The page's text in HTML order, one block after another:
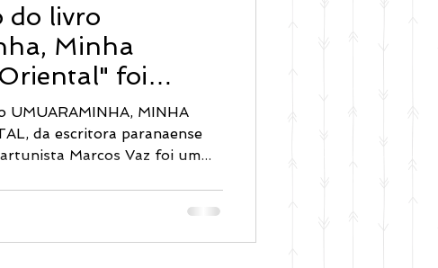
do livro
Minha
foi
UMUARAMINHA, MINHA
da escritora paranaense
Marcos Vaz foi um...